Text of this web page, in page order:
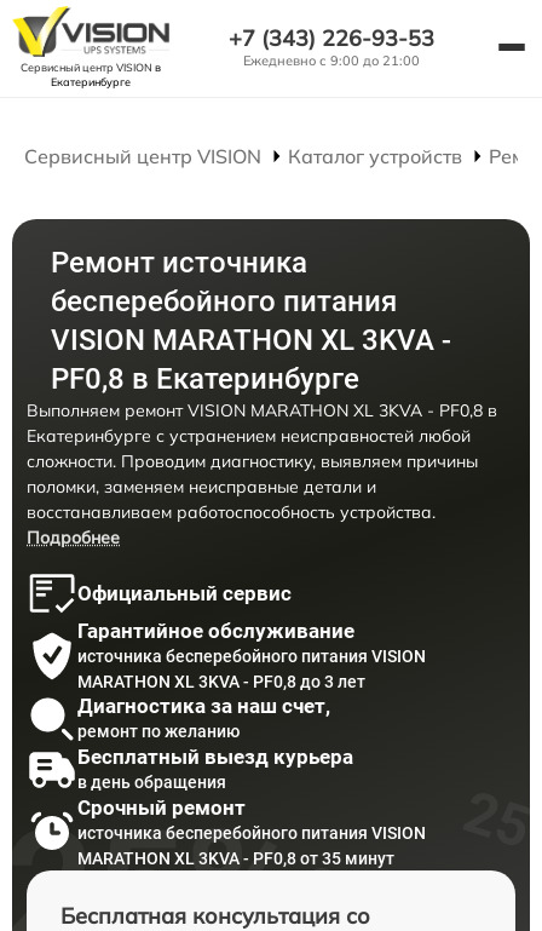
Сервисный центр VISION в
Екатеринбурге
+7 (343) 226-93-53
Ежедневно с 9:00 до 21:00
Сервисный центр VISION Каталог устройств
Ремонт источника
бесперебойного питания
VISION MARATHON XL 3KVA -
PF0,8 в Екатеринбурге
Выполняем ремонт VISION MARATHON XL 3KVA - PF0,8 в
Екатеринбурге с устранением неисправностей любой
сложности. Проводим диагностику, выявляем причины
поломки, заменяем неисправные детали и
восстанавливаем работоспособность устройства.
Подробнее
Официальный сервис
Гарантийное обслуживание
источника бесперебойного питания VISION
MARATHON XL 3KVA - PF0,8 до 3 лет
Диагностика за наш счет,
ремонт по желанию
Бесплатный выезд курьера
в день обращения
Срочный ремонт
источника бесперебойного питания VISION
MARATHON XL 3KVA - PF0,8 от 35 минут
Бесплатная консультация со